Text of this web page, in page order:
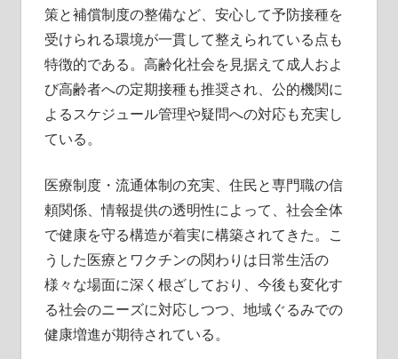
策と補償制度の整備など、安心して予防接種を
受けられる環境が一貫して整えられている点も
特徴的である。高齢化社会を見据えて成人およ
び高齢者への定期接種も推奨され、公的機関に
よるスケジュール管理や疑問への対応も充実し
ている。
医療制度・流通体制の充実、住民と専門職の信
頼関係、情報提供の透明性によって、社会全体
で健康を守る構造が着実に構築されてきた。こ
うした医療とワクチンの関わりは日常生活の
様々な場面に深く根ざしており、今後も変化す
る社会のニーズに対応しつつ、地域ぐるみでの
健康増進が期待されている。